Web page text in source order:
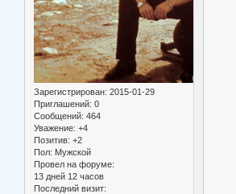
Зарегистрирован: 2015-01-29
Приглашений: 0
Сообщений: 464
Уважение: +4
Позитив: +2
Пол: Мужской
Провел на форуме:
13 дней 12 часов
Последний визит: